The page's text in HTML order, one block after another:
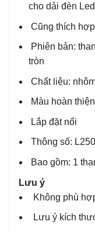
cho dải đèn
Cũng thích
Phiên bản:
tròn
Chất liệu:
Màu hoàn
Lắp đặt nổi
Thông số:
Bao gồm: 1
Lưu ý
Không phù
Lưu ý kích